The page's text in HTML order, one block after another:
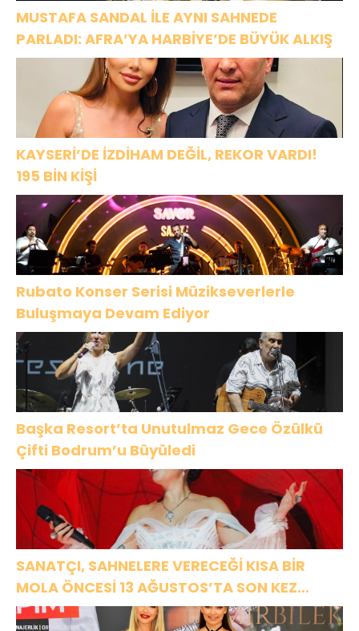
MUSTAFA SANDAL İLE AYNI SAHNEDE
PARLADI: AFRA’YA HARBİYE’DE BÜYÜK ALKIŞ
KAYSERİ’DE İZDİHAM DEĞİL, REKOR VARDI!
195 BİN KİŞİ
Rubato Konser Serisi Müzikseverlerle
Buluşmaya Devam Ediyor
Başka Resort’ta Unutulmaz Gece Özülkü
Çifti Bodrum’u Büyüledi
SANATÇI, SAHNELERE VERECEĞİ KISA BİR
MOLA ÖNCESİ 13 AĞUSTOS’TA SON KEZ
HARBİYE’DE OLACAK!